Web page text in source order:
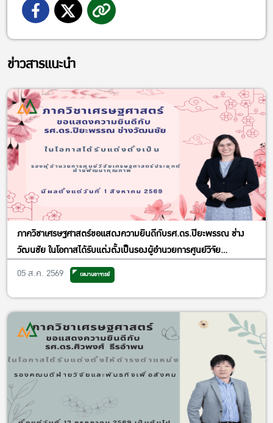
ข่าวสารแนะนำ
ภาควิชาเศรษฐศาสตร์ขอแสดงความยินดีกับรศ.ดร.ปิยะพรรณ ช่าง
วัฒนชัย ในโอกาสได้รับแต่งตั้งเป็นรองผู้อำนวยการศูนย์วิจัย
เศรษฐศาสตร์ประยุกต์ ฝ่ายพัฒนาคุณภาพ
05 ส.ค. 2569 ผลงานอาจารย์